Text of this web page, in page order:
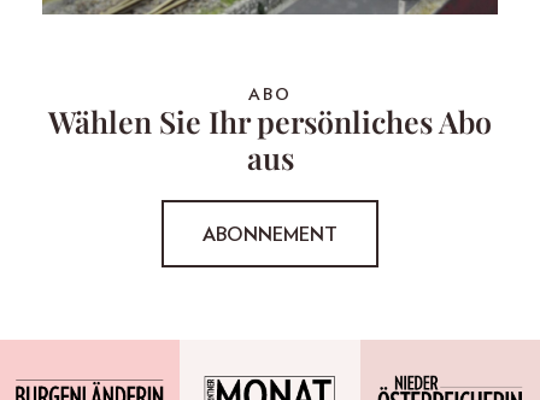
ABO
Wählen Sie Ihr persönliches Abo
aus
ABONNEMENT